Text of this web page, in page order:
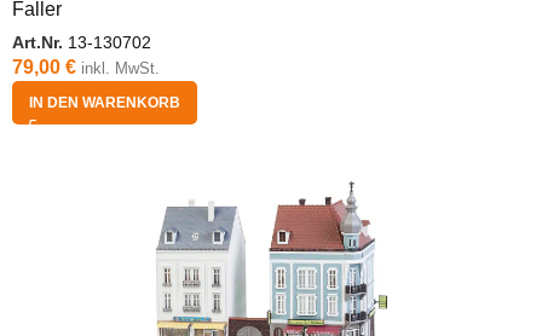
Faller
Art.Nr. 13-130702
79,00 € inkl. MwSt.
IN DEN WARENKORB